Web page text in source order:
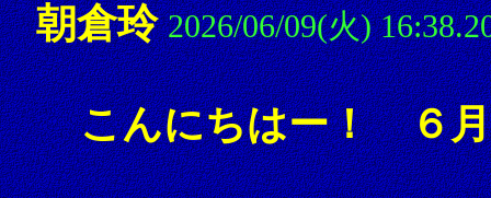
朝倉玲 2026/06/09(火)
こんにちはー！ ６